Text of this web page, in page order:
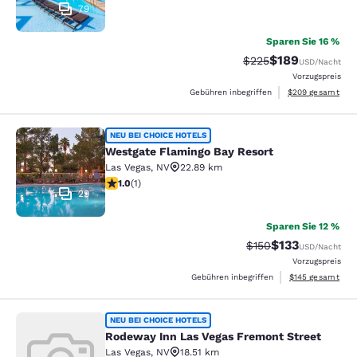
79
Sparen Sie 16 %
Durchgestrichener
$225Vergünstigter
$189USD/Nacht
Vorzugspreis
Gebühren inbegriffen
Geschätzte
$209 gesamt
Westgate Flamingo Bay Resort
29
NEU BEI CHOICE HOTELS
Westgate Flamingo Bay Resort
Las Vegas, NV
22.89 km
1-Stern-Bewertung. Mittelmäßig. 1 Bewertung
1.0(1)
Sparen Sie 12 %
Durchgestrichener
$150Vergünstigter
$133USD/Nacht
Vorzugspreis
Gebühren inbegriffen
Geschätzte
$145 gesamt
Rodeway Inn Las Vegas Fremont
NEU BEI CHOICE HOTELS
Rodeway Inn Las Vegas Fremont Street
Las Vegas, NV
18.51 km